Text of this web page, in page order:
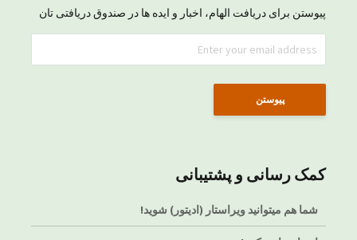
پیوستن برای دریافت الهام، اخبار و ایده ها در صندوق دریافتی تان
کمک رسانی و پشتیبانی
شما هم میتوانید ویراستار (ادیتور) شوید!